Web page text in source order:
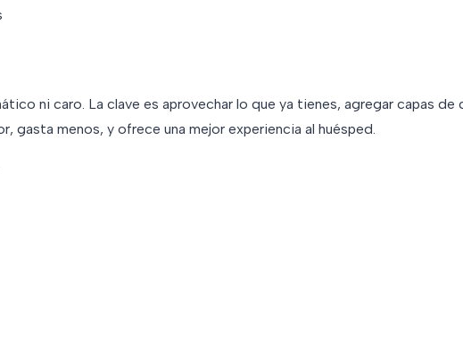
ni caro. La clave es aprovechar lo que ya tienes, agregar capas
gasta menos, y ofrece una mejor experiencia al huésped.